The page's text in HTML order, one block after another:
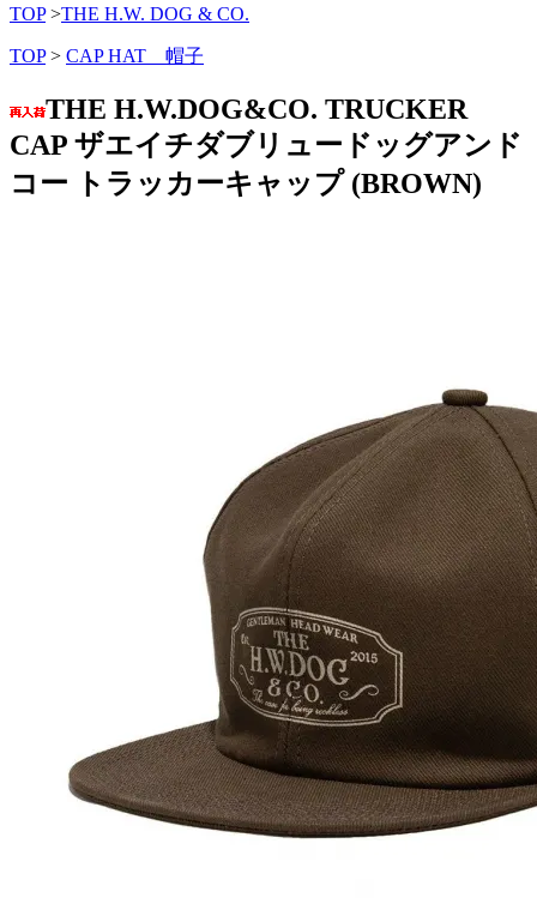
TOP >THE H.W. DOG & CO.
TOP > CAP HAT 帽子
THE H.W.DOG&CO. TRUCKER
CAP ザエイチダブリュードッグアンド
コー トラッカーキャップ (BROWN)